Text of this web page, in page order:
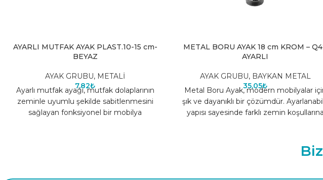
AYARLI MUTFAK AYAK PLAST.10-15 cm-
BEYAZ
AYAK GRUBU, METALİ
7,82₺
Ayarlı mutfak ayağı, mutfak dolaplarının
zeminle uyumlu şekilde sabitlenmesini
sağlayan fonksiyonel bir mobilya
METAL BORU AYAK 18 cm KROM –
AYARLI
AYAK GRUBU, BAYKAN METAL
35,05₺
Metal Boru Ayak, modern mobilyalar
şık ve dayanıklı bir çözümdür.
yapısı sayesinde farklı zemin koşullarına